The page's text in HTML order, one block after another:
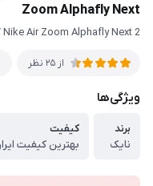
Zoom Alphafly Next
2 Nike Air Zoom Alphafly Next کد: 5181
از 25 نظر
ویژگی‌ها
برند
نایک
کیفیت
بهترین کیفیت